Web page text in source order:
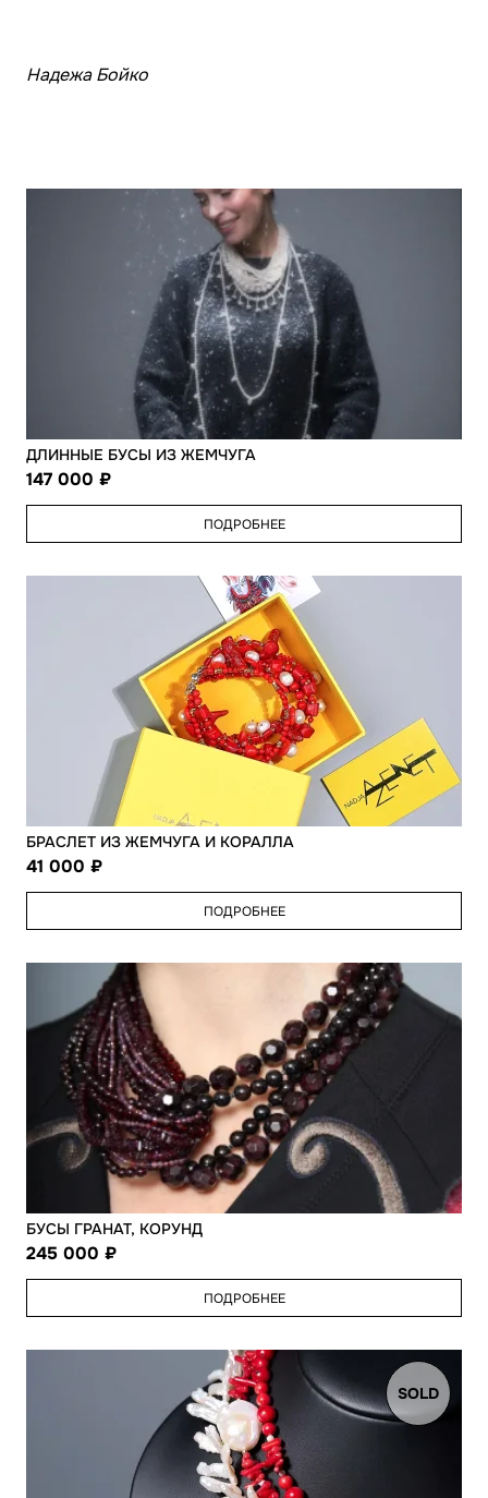
Надежа Бойко
ДЛИННЫЕ БУСЫ ИЗ ЖЕМЧУГА
147 000
ПОДРОБНЕЕ
БРАСЛЕТ ИЗ ЖЕМЧУГА И КОРАЛЛА
41 000
ПОДРОБНЕЕ
БУСЫ ГРАНАТ, КОРУНД
245 000
ПОДРОБНЕЕ
SOLD